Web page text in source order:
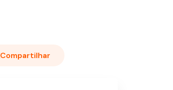
Compartilhar